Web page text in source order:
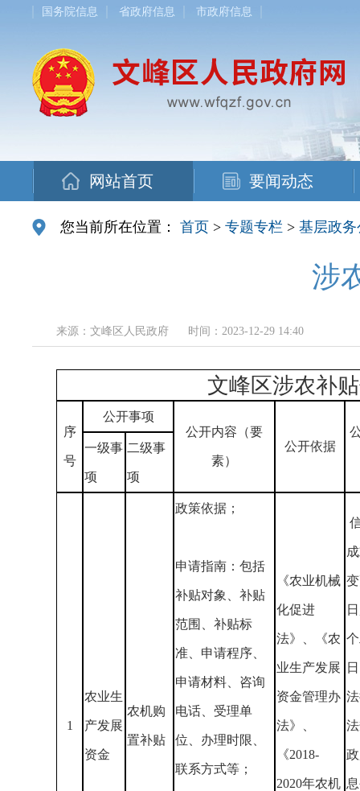
国务院信息 省政府信息 市政府信息
网站首页 要闻动态
您当前所在位置： 首页 > 专题专栏 > 基层政
涉
来源：文峰区人民政府 时间：2023-12-29 14:40
文峰区涉农补
序
号
公开事项
公开内容（要
素）
公开依据
一级事
项
二级事
项
1
农业生
产发展
资金
农机购
置补贴
政策依据；
申请指南：包括
补贴对象、补贴
范围、补贴标
准、申请程序、
申请材料、咨询
电话、受理单
位、办理时限、
联系方式等；
《农业机械
化促进
法》、《农
业生产发展
资金管理办
法》、
《2018-
2020年农机